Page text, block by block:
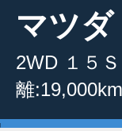
マツダ
2WD １５
離:19,000km